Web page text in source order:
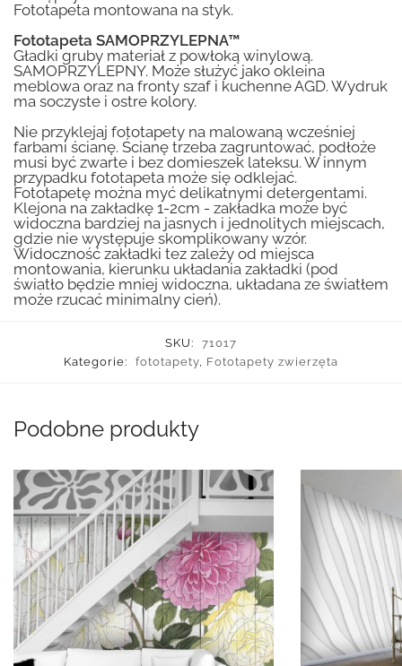
Fototapeta montowana na styk.
Fototapeta SAMOPRZYLEPNA™
Gładki gruby materiał z powłoką winylową.
SAMOPRZYLEPNY. Może służyć jako okleina
meblowa oraz na fronty szaf i kuchenne AGD. Wydruk
ma soczyste i ostre kolory.
Nie przyklejaj fototapety na malowaną wcześniej
farbami ścianę. Ścianę trzeba zagruntować, podłoże
musi być zwarte i bez domieszek lateksu. W innym
przypadku fototapeta może się odklejać.
Fototapetę można myć delikatnymi detergentami.
Klejona na zakładkę 1-2cm - zakładka może być
widoczna bardziej na jasnych i jednolitych miejscach,
gdzie nie występuje skomplikowany wzór.
Widoczność zakładki tez zależy od miejsca
montowania, kierunku układania zakładki (pod
światło będzie mniej widoczna, układana ze światłem
może rzucać minimalny cień).
SKU:
71017
Kategorie:
fototapety, Fototapety zwierzęta
Podobne produkty